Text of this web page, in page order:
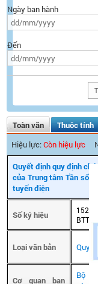
Ngày ban hành
Đến
Toàn văn Thuộc tính
Hiệu lực:Còn hiệu lực
Quyết định quy định
của Trung tâm Tần số
tuyến điện
Số ký hiệu
1524/
BTTTT
Loại văn bản Quyết
Cơ quan ban
Bộ